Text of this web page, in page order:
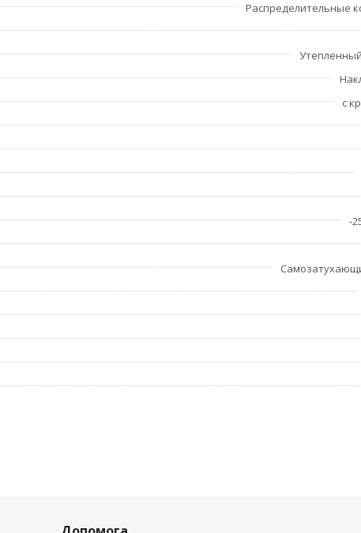
Распределительные
с
-